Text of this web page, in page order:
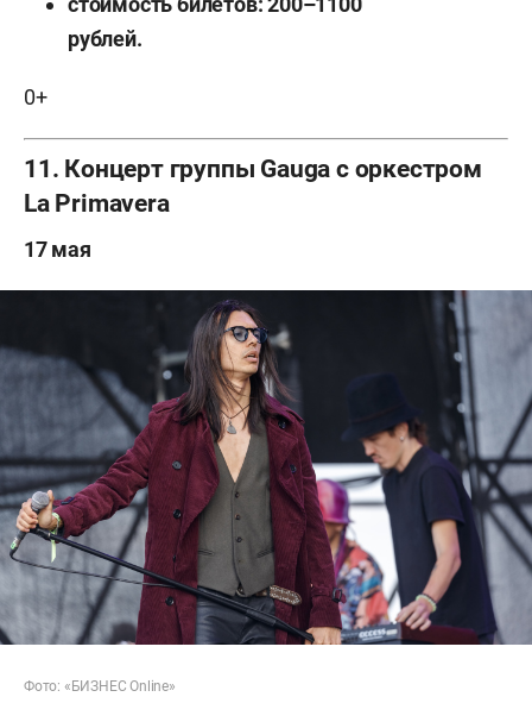
рублей.
0+
11. Концерт группы Gauga с оркестром
La Primavera
17 мая
Фото: «БИЗНЕС Online»